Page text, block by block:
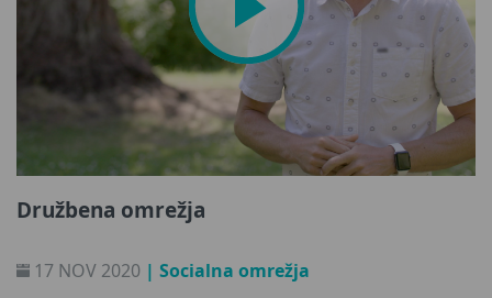
Družbena omrežja
17 NOV 2020 | Socialna omrežja